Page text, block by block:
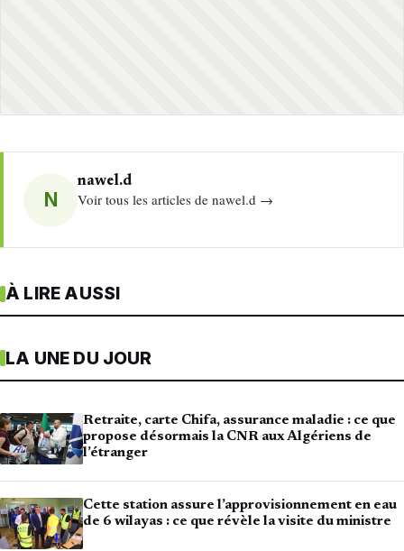
N
nawel.d
Voir tous les articles de nawel.d →
À LIRE AUSSI
LA UNE DU JOUR
Retraite, carte Chifa, assurance maladie : ce que
propose désormais la CNR aux Algériens de
l’étranger
Cette station assure l’approvisionnement en eau
de 6 wilayas : ce que révèle la visite du ministre